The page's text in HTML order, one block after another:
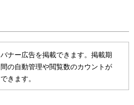
バナー広告を掲載できます。掲載期
間の自動管理や閲覧数のカウントが
できます。